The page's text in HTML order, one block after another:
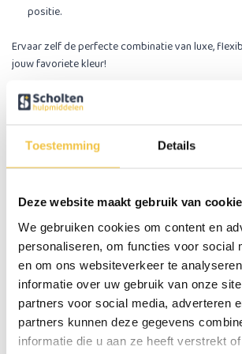
Toestemming Details
Deze website maakt gebruik van
We gebruiken cookies om content en
personaliseren, om functies voor social
en om ons websiteverkeer te
informatie over uw gebruik van onze
partners voor social media, adverteren
partners kunnen deze gegevens
informatie die u aan ze heeft verstrekt
positie.
Ervaar zelf de perfecte combinatie van luxe,
jouw favoriete kleur!
Dubbele motoren
houding vindt. Deze dual-liftfunctie combineert
persoonlijk comfort, perfect voor zowel een
Gratis bezorgservice: Zorgeloos
Wij zorgen dat je nieuwe Turin Sta-op stoel veilig
arriveert, zonder dat je je zorgen hoeft te maken
Gratis levering
aan de begane grond of op
Persoonlijk afspraakmoment:binnen één
bestelling bellen we je om een bezorgdatum
werkdagen af te stemmen.
Veilig en zorgvuldig:onze bezorgers